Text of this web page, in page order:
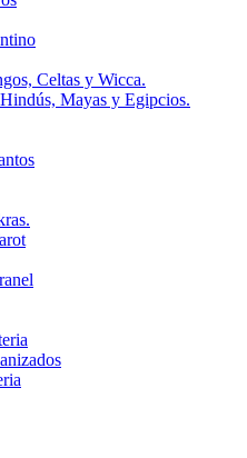
Celtas y Wicca.
Mayas y Egipcios.